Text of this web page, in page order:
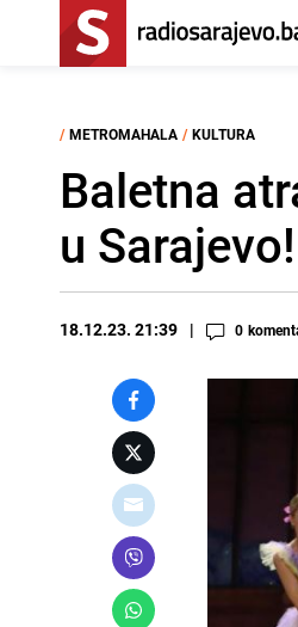
/ METROMAHALA / KULTURA
Baletna
u Sarajevo!
18.12.23. 21:39 0